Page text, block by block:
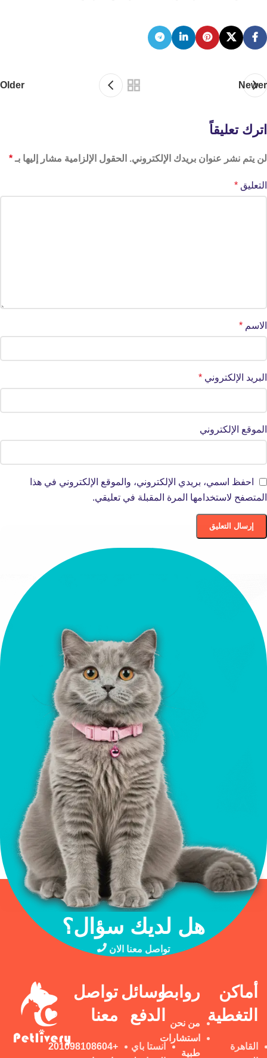
Newer
Older
اترك تعليقاً
لن يتم نشر عنوان بريدك الإلكتروني. الحقول الإلزامية مشار إليها بـ *
التعليق *
الاسم *
البريد الإلكتروني *
الموقع الإلكتروني
احفظ اسمي، بريدي الإلكتروني، والموقع الإلكتروني في هذا
المتصفح لاستخدامها المرة المقبلة في تعليقي.
هل لديك سؤال؟
تواصل معنا الان
أماكن
التغطية
القاهرة
روابط
من نحن
استشارات
طبية
وسائل
الدفع
انستا باي
تواصل
معنا
+201098108604